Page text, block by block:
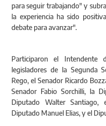
para seguir trabajando" y
la experiencia ha sido
debate para avanzar".
Participaron el Intendente
legisladores de la Segunda
Rego, el Senador Ricardo
Senador Fabio Sorchilli, la
Diputado Walter
Diputado Manuel Elias, y el